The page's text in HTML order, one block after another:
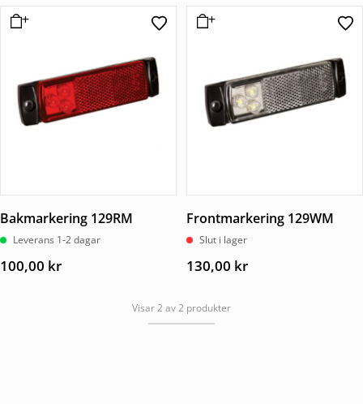
Bakmarkering 129RM
Leverans 1-2 dagar
100,00 kr
Frontmarkering 129WM
Slut i lager
130,00 kr
Visar 2 av 2 produkter